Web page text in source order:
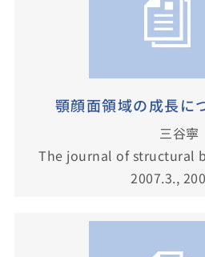
顎顔面領域の成長に
三谷寧
The journal of structural
2007.3.,